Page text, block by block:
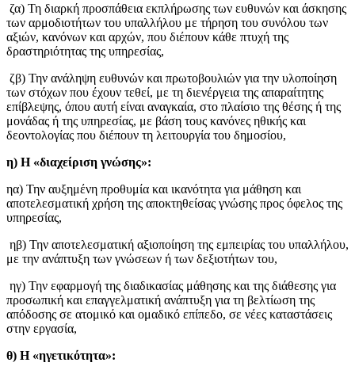
ζα) Τη διαρκή προσπάθεια εκπλήρωσης των ευθυνών και άσκησης
των αρμοδιοτήτων του υπαλλήλου με τήρηση του συνόλου των
αξιών, κανόνων και αρχών, που διέπουν κάθε πτυχή της
δραστηριότητας της υπηρεσίας,
ζβ) Την ανάληψη ευθυνών και πρωτοβουλιών για την υλοποίηση
των στόχων που έχουν τεθεί, με τη διενέργεια της απαραίτητης
επίβλεψης, όπου αυτή είναι αναγκαία, στο πλαίσιο της θέσης ή της
μονάδας ή της υπηρεσίας, με βάση τους κανόνες ηθικής και
δεοντολογίας που διέπουν τη λειτουργία του δημοσίου,
η) Η «διαχείριση γνώσης»:
ηα) Την αυξημένη προθυμία και ικανότητα για μάθηση και
αποτελεσματική χρήση της αποκτηθείσας γνώσης προς όφελος της
υπηρεσίας,
ηβ) Την αποτελεσματική αξιοποίηση της εμπειρίας του υπαλλήλου,
με την ανάπτυξη των γνώσεων ή των δεξιοτήτων του,
ηγ) Την εφαρμογή της διαδικασίας μάθησης και της διάθεσης για
προσωπική και επαγγελματική ανάπτυξη για τη βελτίωση της
απόδοσης σε ατομικό και ομαδικό επίπεδο, σε νέες καταστάσεις
στην εργασία,
θ) Η «ηγετικότητα»: